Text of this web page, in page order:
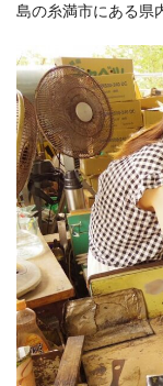
島の糸満市にある県